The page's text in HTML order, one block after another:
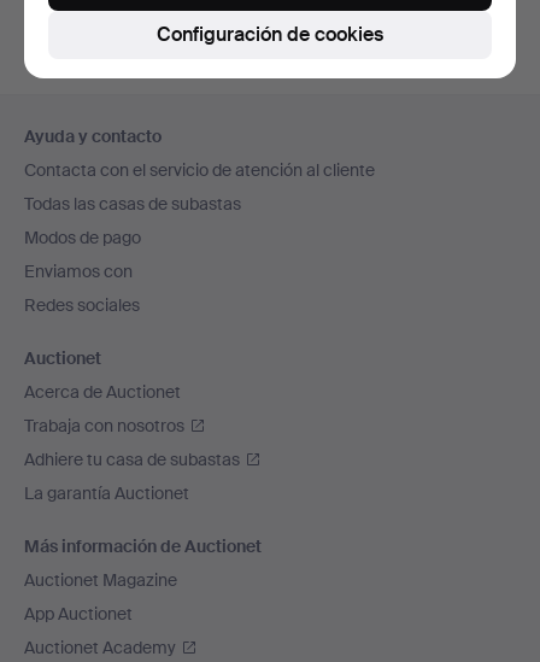
en
el
pie
de
página
Ayuda y contacto
Contacta con el servicio de atención al cliente
Todas las casas de subastas
Modos de pago
Enviamos con
Redes sociales
Auctionet
Acerca de Auctionet
Trabaja con nosotros
Adhiere tu casa de subastas
La garantía Auctionet
Más información de Auctionet
Auctionet Magazine
App Auctionet
Auctionet Academy
Configuración de cookies